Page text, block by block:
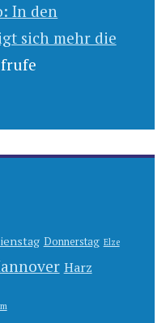
In den
sich mehr die
Donnerstag Elze
Harz